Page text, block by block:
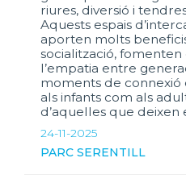
riures, diversió i
Aquests espais
aporten molts
socialització,
l’empatia entre
moments de
als infants com als
d’aquelles que
24-11-2025
PARC SERENTILL